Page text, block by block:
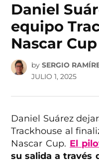
Daniel
equipo
Nascar Cup
by SERGIO
JULIO 1, 2025
Daniel Suárez
Trackhouse al
Nascar Cup. El
su salida a través